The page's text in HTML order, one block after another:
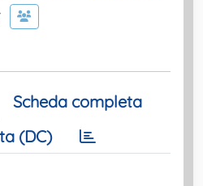
Scheda completa
(DC)